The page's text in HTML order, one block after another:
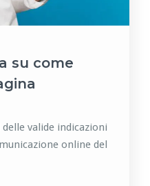
su come
valide indicazioni
online del